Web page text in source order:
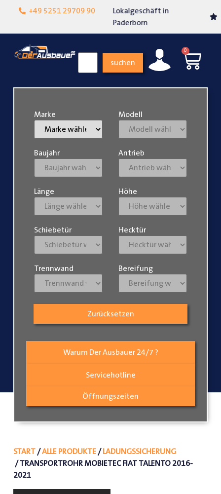
+49 5251 29709 90
Lokalgeschäft in
Über 15 Jahre Erfahrung
suchen
0
Warum Der Ausbauer 24/7 ?
Servicehotline
Öffnungszeiten
Marke Modell
Baujahr Antrieb
Länge Höhe
Schiebetür Hecktür
Trennwand Bereifung
Zurücksetzen
START/ALLE PRODUKTE/LADUNGSSICHERUNG
/ TRANSPORTROHR MOBIETEC FIAT TALENTO 2016-
2021